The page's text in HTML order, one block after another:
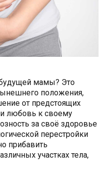
мамы? Это
положения,
от предстоящих
любовь к своему
за своё здоровье
перестройки
прибавить
участках тела,